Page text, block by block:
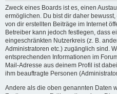
Zweck eines Boards ist es, einen
ermöglichen. Du bist dir daher
von dir erstellten Beiträge im Internet
Betreiber kann jedoch festlegen, dass
eingeschränkten Nutzerkreis (z. B.
Administratoren etc.) zugänglich sind.
entsprechenden Informationen im
Mail-Adresse aus deinem Profil ist
ihm beauftragte Personen
Andere als die oben genannten Daten